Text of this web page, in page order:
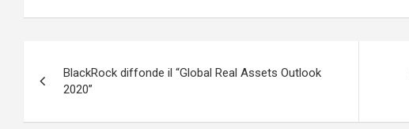
articoli
BlackRock diffonde il “Global Real Assets Outlook
2020”